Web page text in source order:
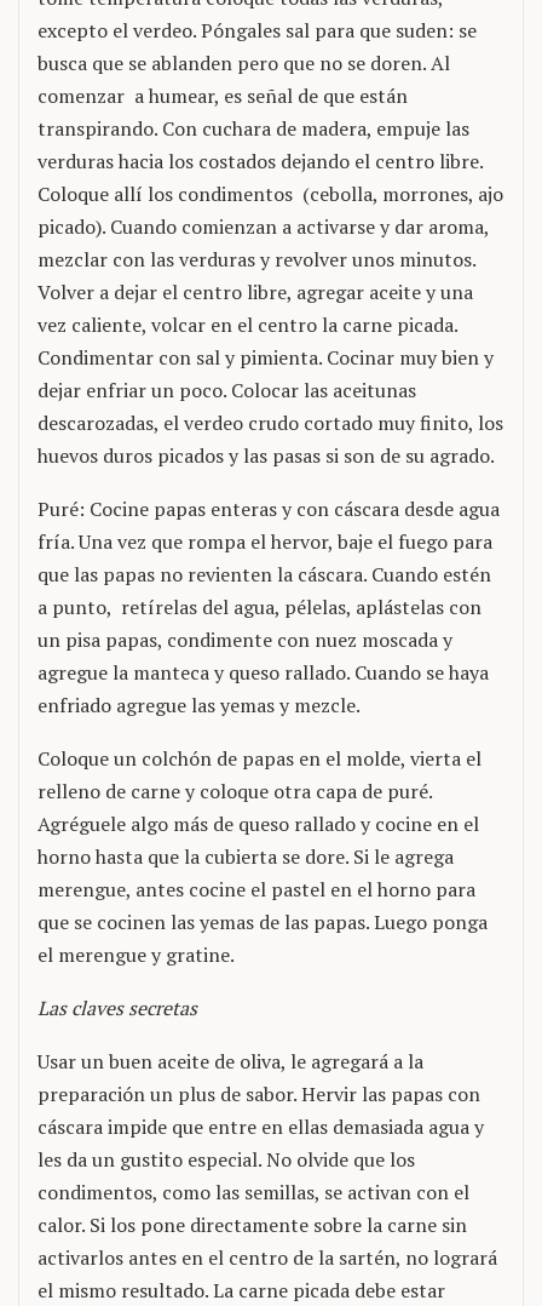
excepto el verdeo. Póngales sal para que suden: se
busca que se ablanden pero que no se doren. Al
comenzar a humear, es señal de que están
transpirando. Con cuchara de madera, empuje las
verduras hacia los costados dejando el centro libre.
Coloque allí los condimentos (cebolla, morrones, ajo
picado). Cuando comienzan a activarse y dar aroma,
mezclar con las verduras y revolver unos minutos.
Volver a dejar el centro libre, agregar aceite y una
vez caliente, volcar en el centro la carne picada.
Condimentar con sal y pimienta. Cocinar muy bien y
dejar enfriar un poco. Colocar las aceitunas
descarozadas, el verdeo crudo cortado muy finito, los
huevos duros picados y las pasas si son de su agrado.
Puré: Cocine papas enteras y con cáscara desde agua
fría. Una vez que rompa el hervor, baje el fuego para
que las papas no revienten la cáscara. Cuando estén
a punto, retírelas del agua, pélelas, aplástelas con
un pisa papas, condimente con nuez moscada y
agregue la manteca y queso rallado. Cuando se haya
enfriado agregue las yemas y mezcle.
Coloque un colchón de papas en el molde, vierta el
relleno de carne y coloque otra capa de puré.
Agréguele algo más de queso rallado y cocine en el
horno hasta que la cubierta se dore. Si le agrega
merengue, antes cocine el pastel en el horno para
que se cocinen las yemas de las papas. Luego ponga
el merengue y gratine.
Las claves secretas
Usar un buen aceite de oliva, le agregará a la
preparación un plus de sabor. Hervir las papas con
cáscara impide que entre en ellas demasiada agua y
les da un gustito especial. No olvide que los
condimentos, como las semillas, se activan con el
calor. Si los pone directamente sobre la carne sin
activarlos antes en el centro de la sartén, no logrará
el mismo resultado. La carne picada debe estar